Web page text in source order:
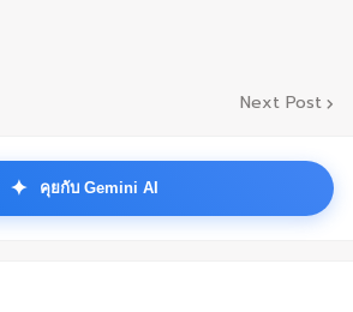
Next Post
✦ คุยกับ Gemini AI